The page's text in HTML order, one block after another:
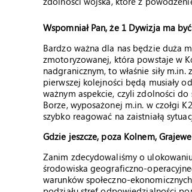
Wspomniał Pan, że 1 Dywizja ma
Bardzo ważna dla nas będzie duża
zmotoryzowanej, która powstaje w
nadgranicznym, to właśnie siły
pierwszej kolejności będą musiały
ważnym aspekcie, czyli zdolności
Borze, wyposażonej m.in. w czołgi
szybko reagować na zaistniałą
Gdzie jeszcze, poza Kolnem,
Zanim zdecydowaliśmy o
środowiska geograficzno-
warunków społeczno-